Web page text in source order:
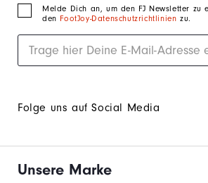
Melde Dich an, um den FJ Newsletter zu
den FootJoy-Datenschutzrichtlinienzu.
Folge uns auf Social Media
Unsere Marke